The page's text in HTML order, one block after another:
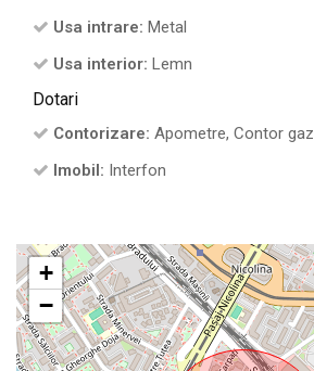
Usa intrare: Metal
Usa interior: Lemn
Dotari
Contorizare: Apometre, Contor gaz
Imobil: Interfon
+
−